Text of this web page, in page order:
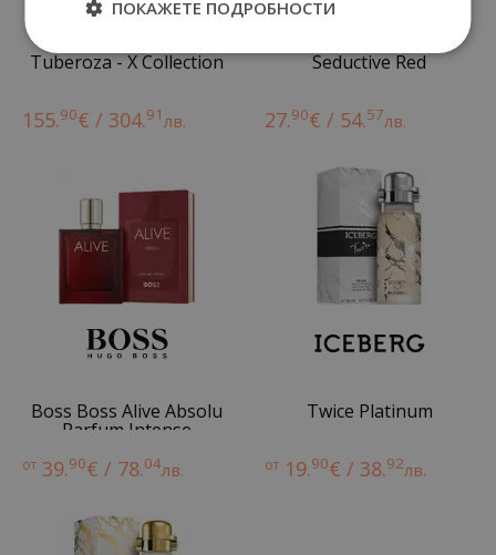
Tuberoza - X Collection
155.90€ / 304.91лв.
Seductive Red
27.90€ / 54.57лв.
Boss Boss Alive Absolu
Parfum Intense
от 39.90€ / 78.04лв.
Twice Platinum
от 19.90€ / 38.92лв.
ПОКАЖЕТЕ ПОДРОБНОСТИ